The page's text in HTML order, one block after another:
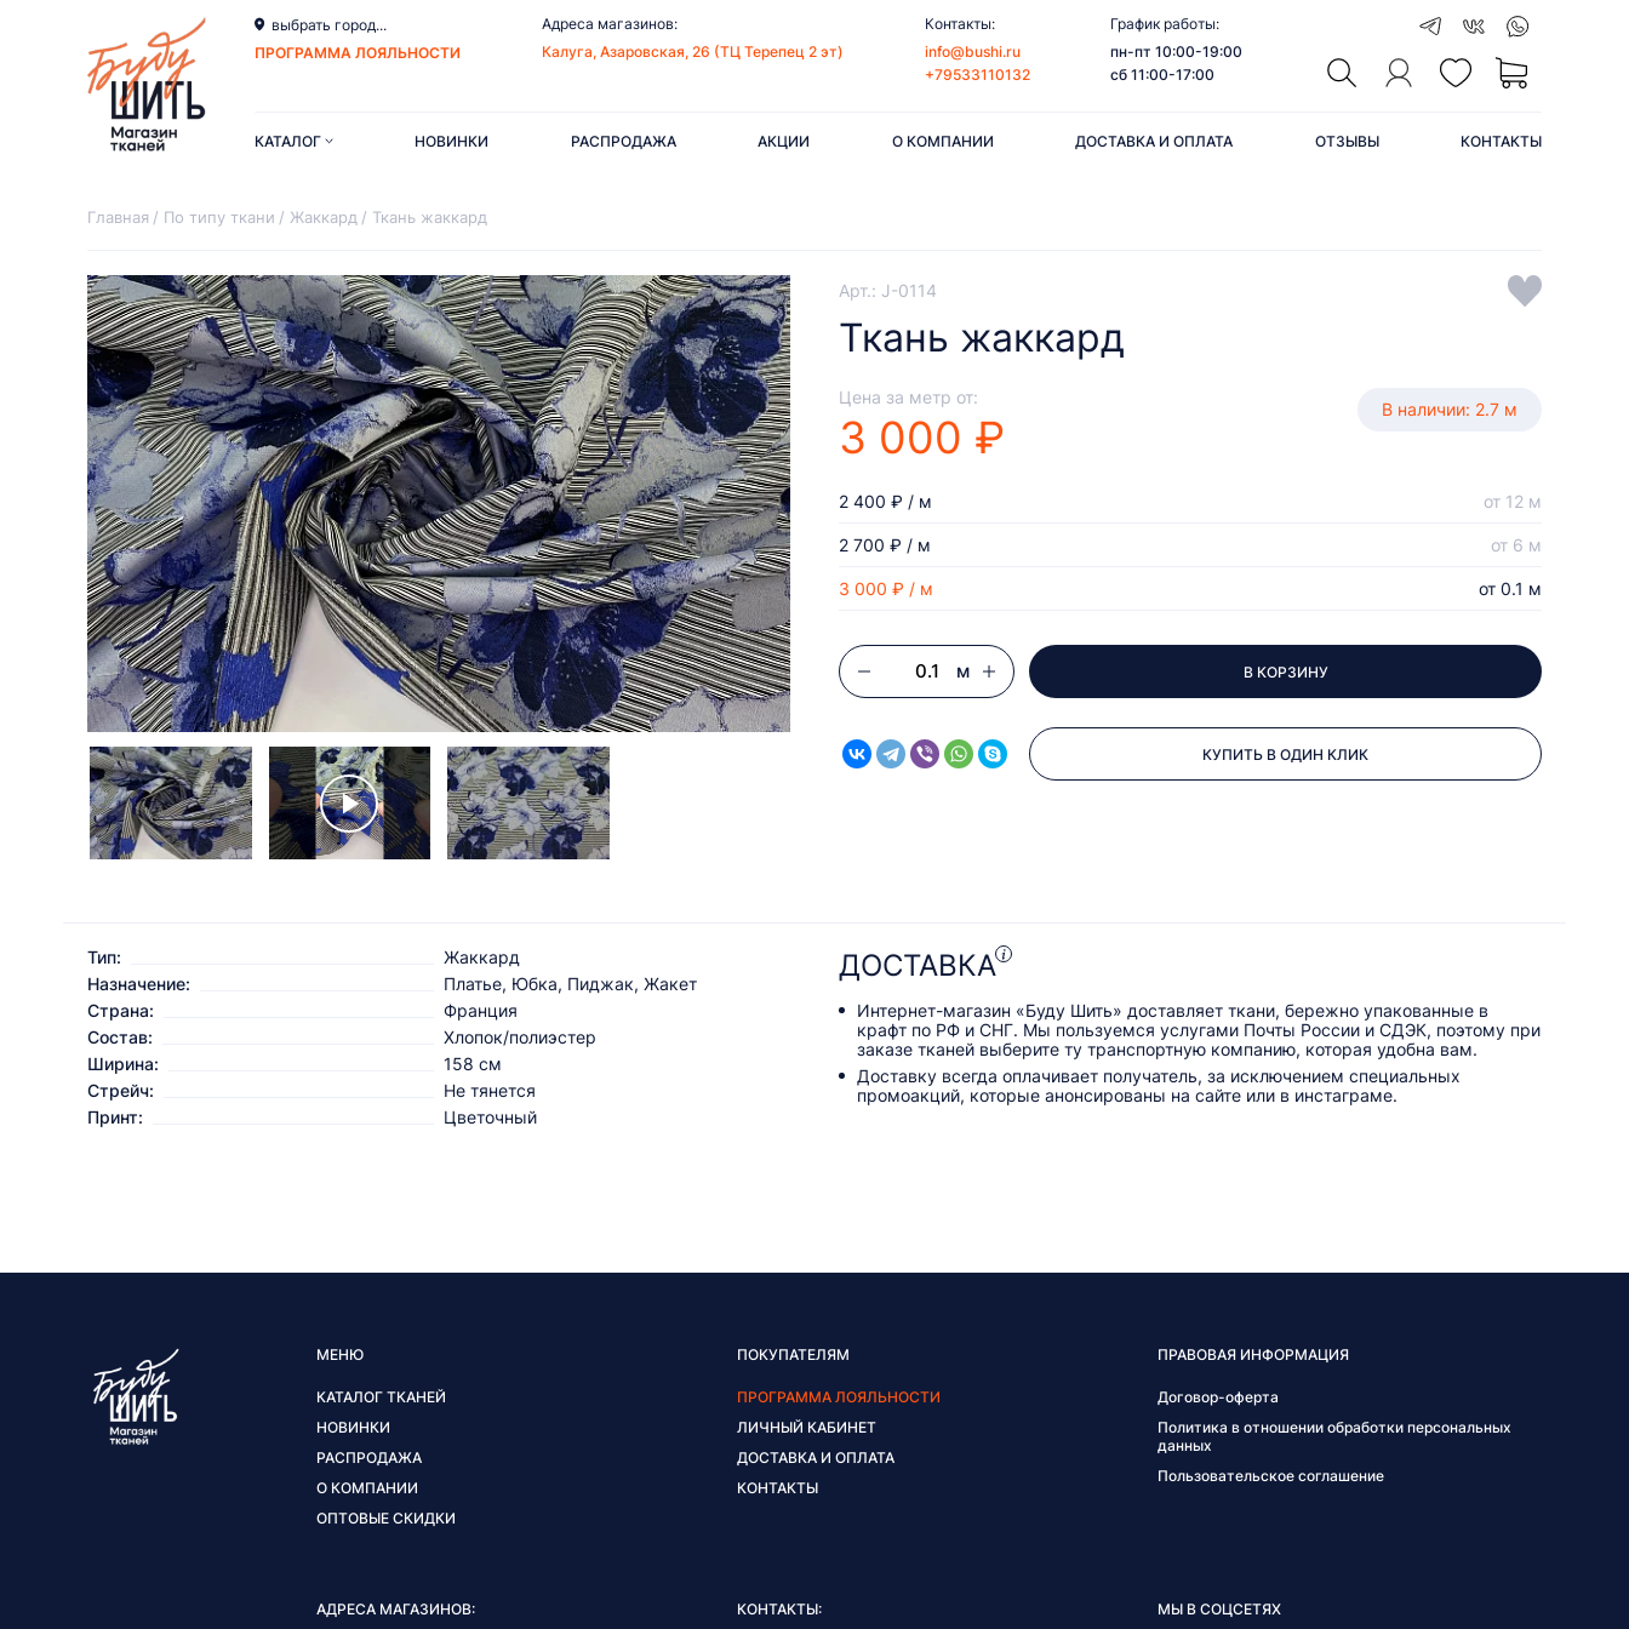
выбрать город...
ПРОГРАММА ЛОЯЛЬНОСТИ
Адреса магазинов:
Калуга, Азаровская, 26 (ТЦ Терепец 2 эт)
Контакты:
info@bushi.ru
+79533110132
График работы:
пн-пт 10:00-19:00
сб 11:00-17:00
КАТАЛОГ НОВИНКИ РАСПРОДАЖА АКЦИИ О КОМПАНИИ ДОСТАВКА И ОПЛАТА ОТЗЫВЫ КОНТАКТЫ
Главная По типу ткани Жаккард Ткань жаккард
Арт.: J-0114
Ткань жаккард
Цена за метр от:
3 000 ₽
В наличии: 2.7 м
3 000 ₽ / м от 0.1 м
2 700 ₽ / м от 6 м
2 400 ₽ / м от 12 м
м В КОРЗИНУ
КУПИТЬ В ОДИН КЛИК
Тип:
Жаккард
Назначение:
Платье, Юбка, Пиджак, Жакет
Страна:
Франция
Состав:
Хлопок/полиэстер
Ширина:
158 см
Стрейч:
Не тянется
Принт:
Цветочный
ДОСТАВКА
Интернет-магазин «Буду Шить» доставляет ткани, бережно упакованные в
крафт по РФ и СНГ. Мы пользуемся услугами Почты России и СДЭК, поэтому при
заказе тканей выберите ту транспортную компанию, которая удобна вам.
Доставку всегда оплачивает получатель, за исключением специальных
промоакций, которые анонсированы на сайте или в инстаграме.
МЕНЮ
КАТАЛОГ ТКАНЕЙ
НОВИНКИ
РАСПРОДАЖА
О КОМПАНИИ
ОПТОВЫЕ СКИДКИ
ПОКУПАТЕЛЯМ
ПРОГРАММА ЛОЯЛЬНОСТИ
ЛИЧНЫЙ КАБИНЕТ
ДОСТАВКА И ОПЛАТА
КОНТАКТЫ
ПРАВОВАЯ ИНФОРМАЦИЯ
Договор-оферта
Политика в отношении обработки персональных
данных
Пользовательское соглашение
АДРЕСА МАГАЗИНОВ: КОНТАКТЫ: МЫ В СОЦСЕТЯХ